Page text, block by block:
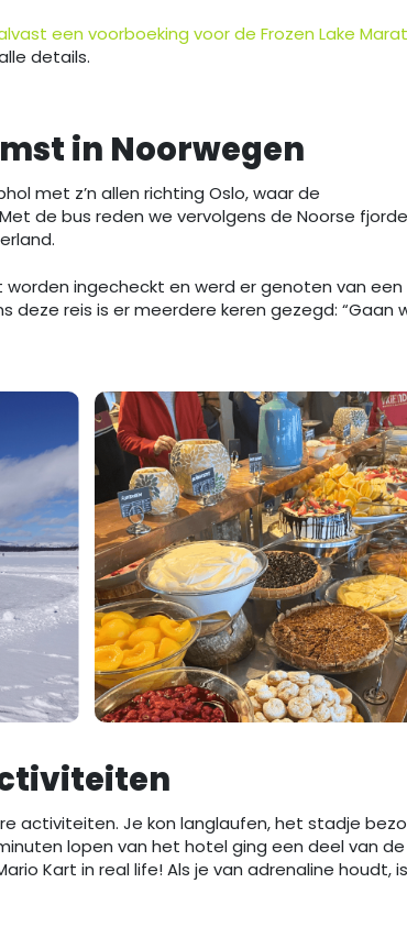
een voorboeking voor de Frozen Lake
details.
in Noorwegen
met z’n allen richting Oslo, waar de
de bus reden we vervolgens de Noorse
ingecheckt en werd er genoten van een
deze reis is er meerdere keren gezegd: “Gaan
activiteiten. Je kon langlaufen, het stadje
lopen van het hotel ging een deel van
Kart in real life! Als je van adrenaline houdt,